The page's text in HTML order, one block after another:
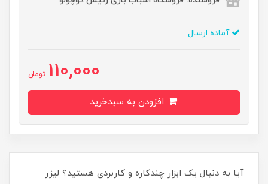
آماده ارسال
110,000 تومان
آیا به دنبال یک ابزار چندکاره و کاربردی هستید؟ لیزر